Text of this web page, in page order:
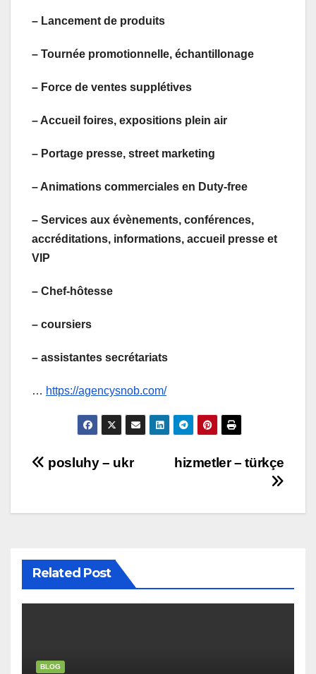
– Lancement de produits
– Tournée promotionnelle, échantillonage
– Force de ventes supplétives
– Accueil foires, expositions plein air
– Portage presse, street marketing
– Animations commerciales en Duty-free
– Services aux évènements, conférences,
accréditations, informations, accueil presse et
VIP
– Chef-hôtesse
– coursiers
– assistantes secrétariats
… https://agencysnob.com/
Post
hizmetler – türkçe
posluhy – ukr
Related Post
BLOG